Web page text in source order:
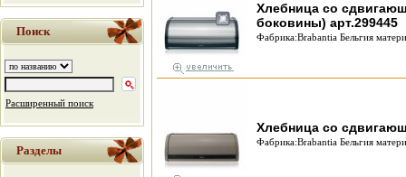
Поиск
Расширенный поиск
Разделы
Хлебница со
боковины) арт.299445
Фабрика:Brabantia Бельгия
Хлебница со
Фабрика:Brabantia Бельгия